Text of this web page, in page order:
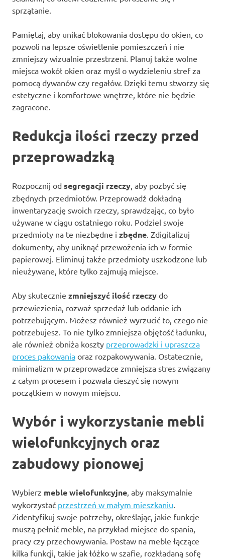
sprzątanie.
Pamiętaj, aby unikać blokowania dostępu do okien, co
pozwoli na lepsze oświetlenie pomieszczeń i nie
zmniejszy wizualnie przestrzeni. Planuj także wolne
miejsca wokół okien oraz myśl o wydzieleniu stref za
pomocą dywanów czy regałów. Dzięki temu stworzy się
estetyczne i komfortowe wnętrze, które nie będzie
zagracone.
Redukcja ilości rzeczy przed
przeprowadzką
Rozpocznij od segregacji rzeczy , aby pozbyć się
zbędnych przedmiotów. Przeprowadź dokładną
inwentaryzację swoich rzeczy, sprawdzając, co było
używane w ciągu ostatniego roku. Podziel swoje
przedmioty na te niezbędne i zbędne . Zdigitalizuj
dokumenty, aby uniknąć przewożenia ich w formie
papierowej. Eliminuj także przedmioty uszkodzone lub
nieużywane, które tylko zajmują miejsce.
Aby skutecznie zmniejszyć ilość rzeczy do
przewiezienia, rozważ sprzedaż lub oddanie ich
potrzebującym. Możesz również wyrzucić to, czego nie
potrzebujesz. To nie tylko zmniejsza objętość ładunku,
ale również obniża koszty przeprowadzki i upraszcza
proces pakowania oraz rozpakowywania. Ostatecznie,
minimalizm w przeprowadzce zmniejsza stres związany
z całym procesem i pozwala cieszyć się nowym
początkiem w nowym miejscu.
Wybór i wykorzystanie mebli
wielofunkcyjnych oraz
zabudowy pionowej
Wybierz meble wielofunkcyjne , aby maksymalnie
wykorzystać przestrzeń w małym mieszkaniu
Zidentyfikuj swoje potrzeby, określając, jakie funkcje
muszą pełnić meble, na przykład miejsce do spania,
pracy czy przechowywania. Postaw na meble łączące
kilka funkcji, takie jak łóżko w szafie, rozkładaną sofę